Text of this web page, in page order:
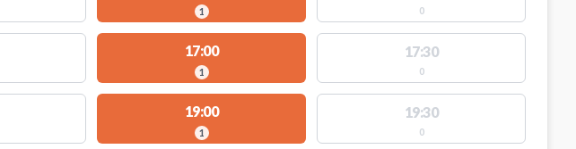
1 0
17:00
1
17:30
0
19:00
1
19:30
0